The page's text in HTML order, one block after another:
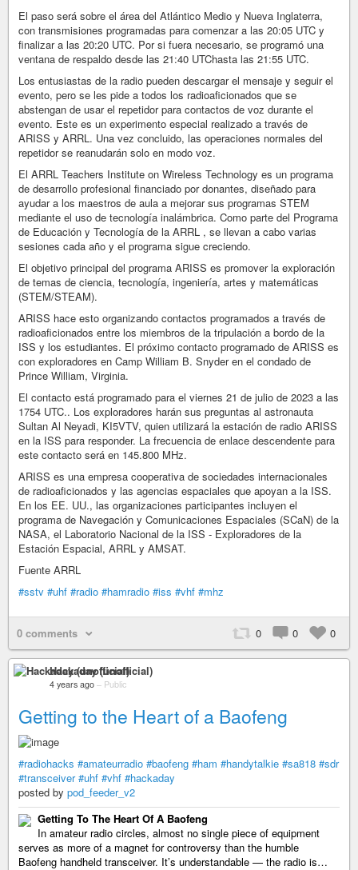
El paso será sobre el área del Atlántico Medio y Nueva Inglaterra,
con transmisiones programadas para comenzar a las 20:05 UTC y
finalizar a las 20:20 UTC. Por si fuera necesario, se programó una
ventana de respaldo desde las 21:40 UTChasta las 21:55 UTC.
Los entusiastas de la radio pueden descargar el mensaje y seguir el
evento, pero se les pide a todos los radioaficionados que se
abstengan de usar el repetidor para contactos de voz durante el
evento. Este es un experimento especial realizado a través de
ARISS y ARRL. Una vez concluido, las operaciones normales del
repetidor se reanudarán solo en modo voz.
El ARRL Teachers Institute on Wireless Technology es un programa
de desarrollo profesional financiado por donantes, diseñado para
ayudar a los maestros de aula a mejorar sus programas STEM
mediante el uso de tecnología inalámbrica. Como parte del Programa
de Educación y Tecnología de la ARRL , se llevan a cabo varias
sesiones cada año y el programa sigue creciendo.
El objetivo principal del programa ARISS es promover la exploración
de temas de ciencia, tecnología, ingeniería, artes y matemáticas
(STEM/STEAM).
ARISS hace esto organizando contactos programados a través de
radioaficionados entre los miembros de la tripulación a bordo de la
ISS y los estudiantes. El próximo contacto programado de ARISS es
con exploradores en Camp William B. Snyder en el condado de
Prince William, Virginia.
El contacto está programado para el viernes 21 de julio de 2023 a las
1754 UTC.. Los exploradores harán sus preguntas al astronauta
Sultan Al Neyadi, KI5VTV, quien utilizará la estación de radio ARISS
en la ISS para responder. La frecuencia de enlace descendente para
este contacto será en 145.800 MHz.
ARISS es una empresa cooperativa de sociedades internacionales
de radioaficionados y las agencias espaciales que apoyan a la ISS.
En los EE. UU., las organizaciones participantes incluyen el
programa de Navegación y Comunicaciones Espaciales (SCaN) de la
NASA, el Laboratorio Nacional de la ISS - Exploradores de la
Estación Espacial, ARRL y AMSAT.
Fuente ARRL
#sstv #uhf #radio #hamradio #iss #vhf #mhz
0 comments 0 0 0
Hackaday (unofficial)
4 years ago – Public
Getting to the Heart of a Baofeng
#radiohacks #amateurradio #baofeng #ham #handytalkie #sa818 #sdr
#transceiver #uhf #vhf #hackaday
posted by pod_feeder_v2
Getting To The Heart Of A Baofeng
In amateur radio circles, almost no single piece of equipment
serves as more of a magnet for controversy than the humble
Baofeng handheld transceiver. It’s understandable — the radio is…